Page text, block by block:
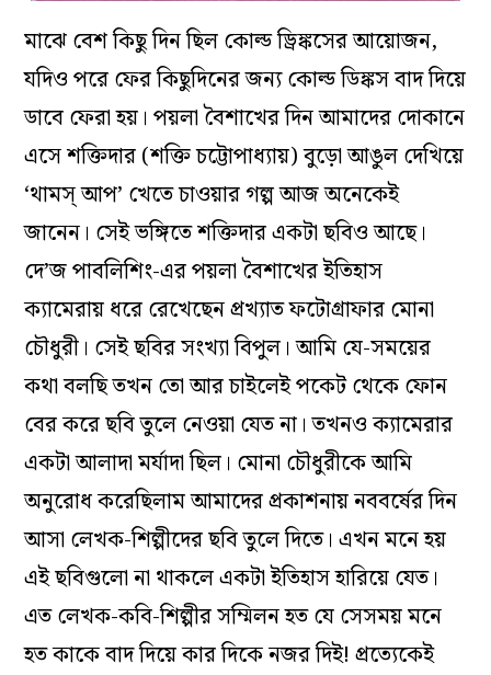
মাঝে বেশ কিছু দিন ছিল কোল্ড ড্রিঙ্কসের আয়োজন,
যদিও পরে ফের কিছুদিনের জন্য কোল্ড ডিঙ্কস বাদ দিয়ে
ডাবে ফেরা হয়। পয়লা বৈশাখের দিন আমাদের দোকানে
এসে শক্তিদার (শক্তি চট্টোপাধ্যায়) বুড়ো আঙুল দেখিয়ে
‘থামস্‌ আপ’ খেতে চাওয়ার গল্প আজ অনেকেই
জানেন। সেই ভঙ্গিতে শক্তিদার একটা ছবিও আছে।
দে’জ পাবলিশিং-এর পয়লা বৈশাখের ইতিহাস
ক্যামেরায় ধরে রেখেছেন প্রখ্যাত ফটোগ্রাফার মোনা
চৌধুরী। সেই ছবির সংখ্যা বিপুল। আমি যে-সময়ের
কথা বলছি তখন তো আর চাইলেই পকেট থেকে ফোন
বের করে ছবি তুলে নেওয়া যেত না। তখনও ক্যামেরার
একটা আলাদা মর্যাদা ছিল। মোনা চৌধুরীকে আমি
অনুরোধ করেছিলাম আমাদের প্রকাশনায় নববর্ষের দিন
আসা লেখক-শিল্পীদের ছবি তুলে দিতে। এখন মনে হয়
এই ছবিগুলো না থাকলে একটা ইতিহাস হারিয়ে যেত।
এত লেখক-কবি-শিল্পীর সম্মিলন হত যে সেসময় মনে
হত কাকে বাদ দিয়ে কার দিকে নজর দিই! প্রত্যেকেই